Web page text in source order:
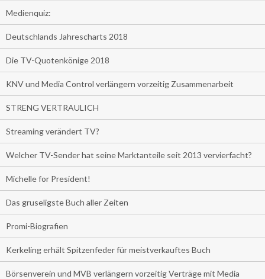
Medienquiz:
Deutschlands Jahrescharts 2018
Die TV-Quotenkönige 2018
KNV und Media Control verlängern vorzeitig Zusammenarbeit
STRENG VERTRAULICH
Streaming verändert TV?
Welcher TV-Sender hat seine Marktanteile seit 2013 vervierfacht?
Michelle for President!
Das gruseligste Buch aller Zeiten
Promi-Biografien
Kerkeling erhält Spitzenfeder für meistverkauftes Buch
Börsenverein und MVB verlängern vorzeitig Verträge mit Media